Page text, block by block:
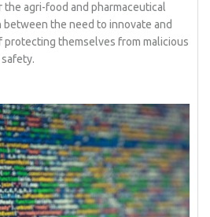
the agri-food and pharmaceutical
the need to innovate and
themselves from malicious